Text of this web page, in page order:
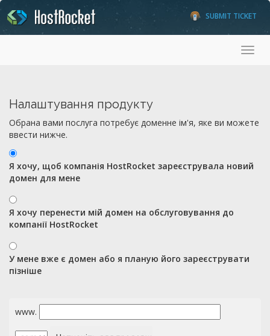
SUBMIT TICKET
Налаштування продукту
Обрана вами послуга потребує доменне ім'я, яке ви можете
ввести нижче.
Я хочу, щоб компанія HostRocket зареєструвала новий
домен для мене
Я хочу перенести мій домен на обслуговування до
компанії HostRocket
У мене вже є домен або я планую його зареєструвати
пізніше
www.